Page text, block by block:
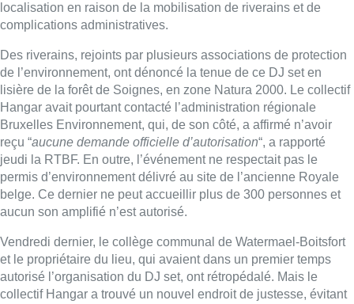
localisation en raison de la mobilisation de riverains et de
complications administratives.
Des riverains, rejoints par plusieurs associations de protection
de l’environnement, ont dénoncé la tenue de ce DJ set en
lisière de la forêt de Soignes, en zone Natura 2000. Le collectif
Hangar avait pourtant contacté l’administration régionale
Bruxelles Environnement, qui, de son côté, a affirmé n’avoir
reçu “aucune demande officielle d’autorisation“, a rapporté
jeudi la RTBF. En outre, l’événement ne respectait pas le
permis d’environnement délivré au site de l’ancienne Royale
belge. Ce dernier ne peut accueillir plus de 300 personnes et
aucun son amplifié n’est autorisé.
Vendredi dernier, le collège communal de Watermael-Boitsfort
et le propriétaire du lieu, qui avaient dans un premier temps
autorisé l’organisation du DJ set, ont rétropédalé. Mais le
collectif Hangar a trouvé un nouvel endroit de justesse, évitant